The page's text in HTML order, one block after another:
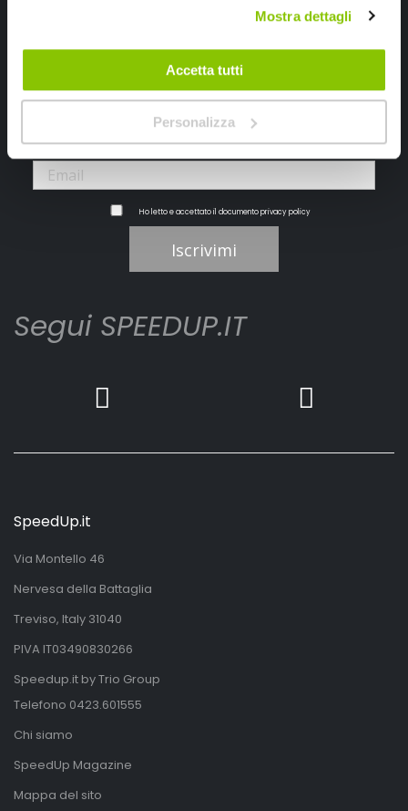
Mostra dettagli
Accetta tutti
Personalizza
Iscriviti alla newsletter Speedup
Ricevi subito uno sconto del 10% per il tuo primo acquisto online!
Ho letto e accettato il documentoprivacy policy
Iscrivimi
Segui SPEEDUP.IT
SpeedUp.it
Via Montello 46
Nervesa della Battaglia
Treviso, Italy 31040
PIVA IT03490830266
Speedup.it by Trio Group
Telefono 0423.601555
Chi siamo
SpeedUp Magazine
Mappa del sito